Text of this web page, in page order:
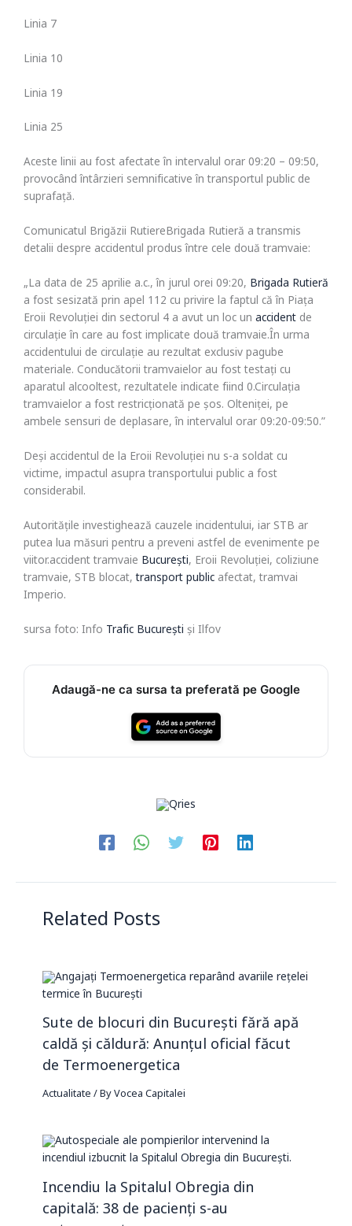
Linia 7
Linia 10
Linia 19
Linia 25
Aceste linii au fost afectate în intervalul orar 09:20 – 09:50,
provocând întârzieri semnificative în transportul public de
suprafață.
Comunicatul Brigăzii RutiereBrigada Rutieră a transmis
detalii despre accidentul produs între cele două tramvaie:
„La data de 25 aprilie a.c., în jurul orei 09:20, Brigada Rutieră
a fost sesizată prin apel 112 cu privire la faptul că în Piața
Eroii Revoluției din sectorul 4 a avut un loc un accident de
circulație în care au fost implicate două tramvaie.În urma
accidentului de circulație au rezultat exclusiv pagube
materiale. Conducătorii tramvaielor au fost testați cu
aparatul alcooltest, rezultatele indicate fiind 0.Circulația
tramvaielor a fost restricționată pe șos. Olteniței, pe
ambele sensuri de deplasare, în intervalul orar 09:20-09:50.”
Deși accidentul de la Eroii Revoluției nu s-a soldat cu
victime, impactul asupra transportului public a fost
considerabil.
Autoritățile investighează cauzele incidentului, iar STB ar
putea lua măsuri pentru a preveni astfel de evenimente pe
viitor.accident tramvaie București, Eroii Revoluției, coliziune
tramvaie, STB blocat,transport public afectat, tramvai
Imperio.
sursa foto: Info Trafic București și Ilfov
Adaugă-ne ca sursa ta preferată pe Google
Related Posts
Sute de blocuri din București fără apă
caldă și căldură: Anunțul oficial făcut
de Termoenergetica
Actualitate / ByVocea Capitalei
Incendiu la Spitalul Obregia din
capitală: 38 de pacienți s-au